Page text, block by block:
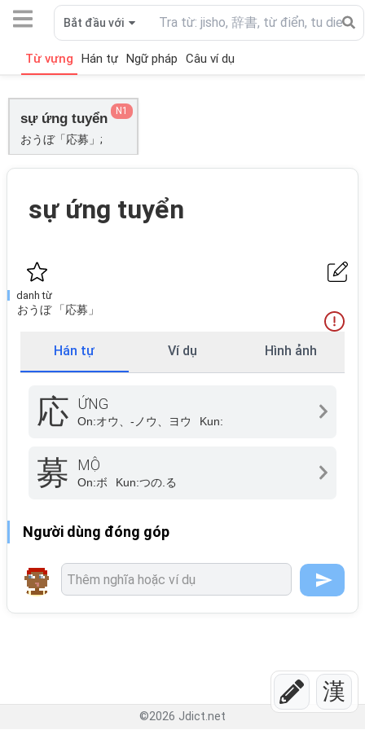
漢
Bắt đầu với
Từ vựng Hán tự Ngữ pháp Câu ví dụ
sự ứng tuyển
おうぼ「応募」;
N1
sự ứng tuyển
danh từ
おうぼ 「応募」
Hán tự Ví dụ Hình ảnh
応 ỨNG
On:オウ、-ノウ、ヨウ Kun:
募 MỘ
On:ボ Kun:つの.る
Người dùng đóng góp
©2026 Jdict.net